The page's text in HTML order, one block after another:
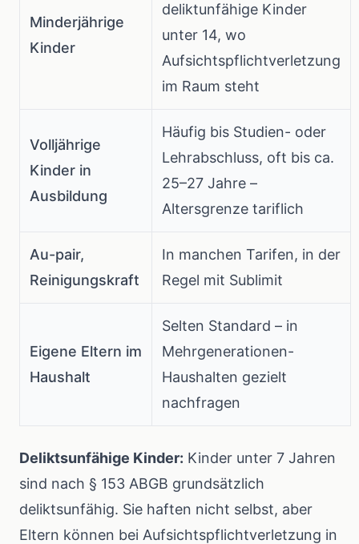
Minderjährige
Kinder
deliktunfähige Kinder
unter 14, wo
Aufsichtspflichtverletzung
im Raum steht
Volljährige
Kinder in
Ausbildung
Häufig bis Studien- oder
Lehrabschluss, oft bis ca.
25–27 Jahre –
Altersgrenze tariflich
Au-pair,
Reinigungskraft
In manchen Tarifen, in der
Regel mit Sublimit
Eigene Eltern im
Haushalt
Selten Standard – in
Mehrgenerationen-
Haushalten gezielt
nachfragen
Deliktsunfähige Kinder: Kinder unter 7 Jahren
sind nach § 153 ABGB grundsätzlich
deliktsunfähig. Sie haften nicht selbst, aber
Eltern können bei Aufsichtspflichtverletzung in